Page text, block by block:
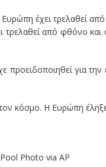
έχει τρελαθεί
τρελαθεί από φθόνο
προειδοποιηθεί για
κόσμο. Η Ευρώπη
Photo via AP